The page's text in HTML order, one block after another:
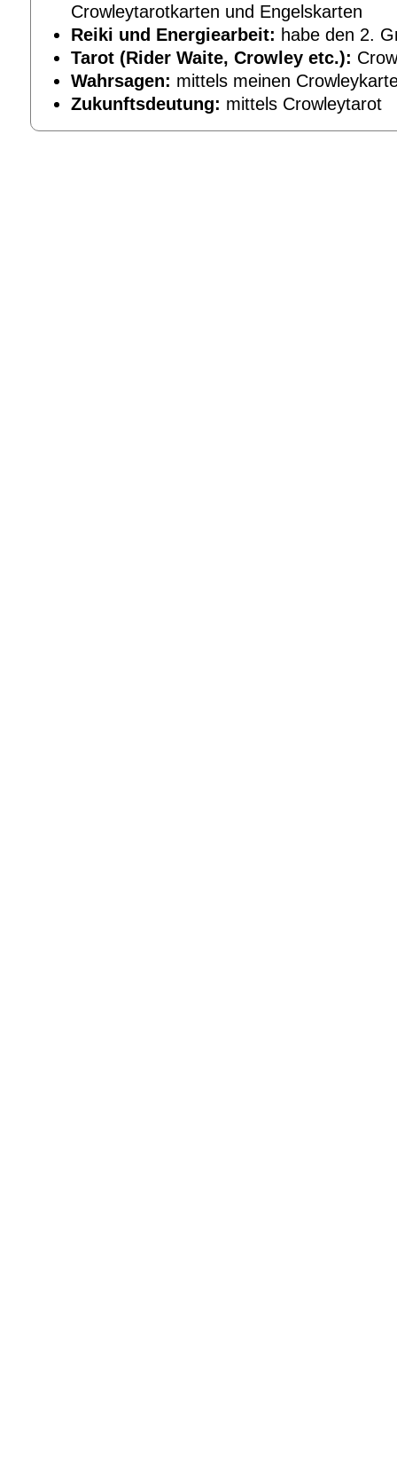
Crowleytarotkarten und Engelskarten
Reiki und Energiearbeit: habe den 2.
Tarot (Rider Waite, Crowley etc.):
Wahrsagen: mittels meinen
Zukunftsdeutung: mittels Crowleytarot